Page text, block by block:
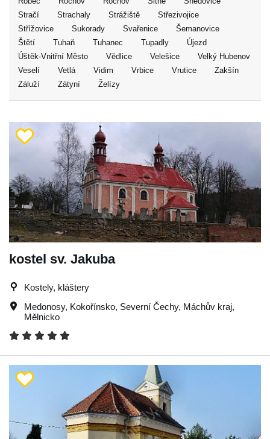
Stračí
Strachaly Strážiště
Střezivojice
Střížovice
Sukorady Svařenice
Šemanovice
Štětí
Tuhaň Tuhanec Tupadly
Újezd
Úštěk-Vnitřní Město
Vědlice Velešice
Velký Hubenov
Veselí
Vetlá Vidim Vrbice Vrutice
Zakšín
Záluží
Zátyní Želízy
kostel sv. Jakuba
Kostely, kláštery
Medonosy, Kokořínsko, Severní Čechy, Máchův kraj,
Mělnicko